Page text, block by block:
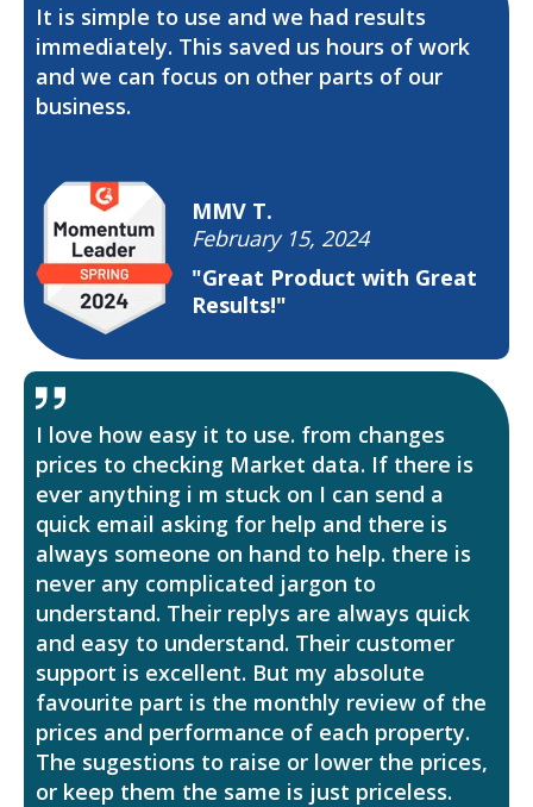
It is simple to use and we had results
immediately. This saved us hours of work
and we can focus on other parts of our
business.
MMV T.
February 15, 2024
"Great Product with Great
Results!"
I love how easy it to use. from changes
prices to checking Market data. If there is
ever anything i m stuck on I can send a
quick email asking for help and there is
always someone on hand to help. there is
never any complicated jargon to
understand. Their replys are always quick
and easy to understand. Their customer
support is excellent. But my absolute
favourite part is the monthly review of the
prices and performance of each property.
The sugestions to raise or lower the prices,
or keep them the same is just priceless.